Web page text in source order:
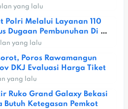
yang lalu
Polri Melalui Layanan 110
Dugaan Pembunuhan Di
yang lalu
Poros Rawamangun
DKJ Evaluasi Harga Tiket
yang lalu
Ruko Grand Galaxy Bekasi
Butuh Ketegasan Pemkot